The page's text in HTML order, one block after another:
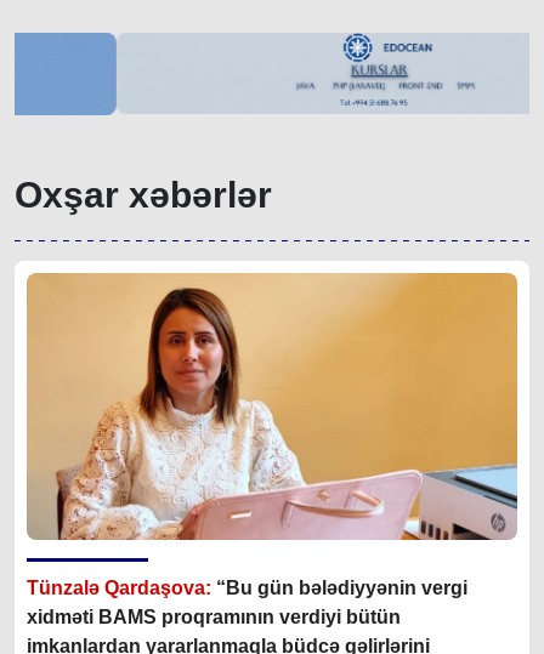
Oxşar xəbərlər
Tünzalə Qardaşova: “Bu gün bələdiyyənin vergi
xidməti BAMS proqramının verdiyi bütün
imkanlardan yararlanmaqla büdcə gəlirlərini